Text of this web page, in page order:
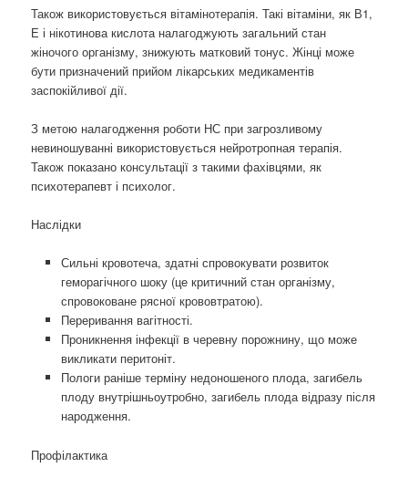
Також використовується вітамінотерапія. Такі вітаміни, як В1,
Е і нікотинова кислота налагоджують загальний стан
жіночого організму, знижують матковий тонус. Жінці може
бути призначений прийом лікарських медикаментів
заспокійливої дії.
З метою налагодження роботи НС при загрозливому
невиношуванні використовується нейротропная терапія.
Також показано консультації з такими фахівцями, як
психотерапевт і психолог.
Наслідки
Сильні кровотеча, здатні спровокувати розвиток
геморагічного шоку (це критичний стан організму,
спровоковане рясної крововтратою).
Переривання вагітності.
Проникнення інфекції в черевну порожнину, що може
викликати перитоніт.
Пологи раніше терміну недоношеного плода, загибель
плоду внутрішньоутробно, загибель плода відразу після
народження.
Профілактика